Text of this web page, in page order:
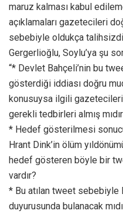
maruz kalması kabul
açıklamaları gazetecileri
sebebiyle oldukça
Gergerlioğlu, Soylu’ya şu
“* Devlet Bahçeli’nin bu
gösterdiği iddiası doğru
konusuysa ilgili
gerekli tedbirleri almış
* Hedef gösterilmesi
Hrant Dink’in ölüm
hedef gösteren böyle bir
vardır?
* Bu atılan tweet sebebiyle
duyurusunda bulanacak